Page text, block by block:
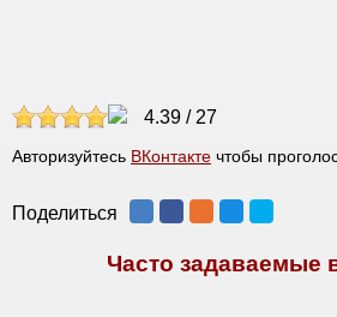
4.39 / 27
Авторизуйтесь ВКонтакте чтобы
Поделиться
Часто задаваемые